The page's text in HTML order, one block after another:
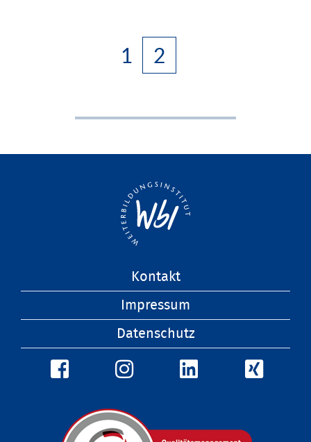
1 2
Kontakt
Impressum
Datenschutz